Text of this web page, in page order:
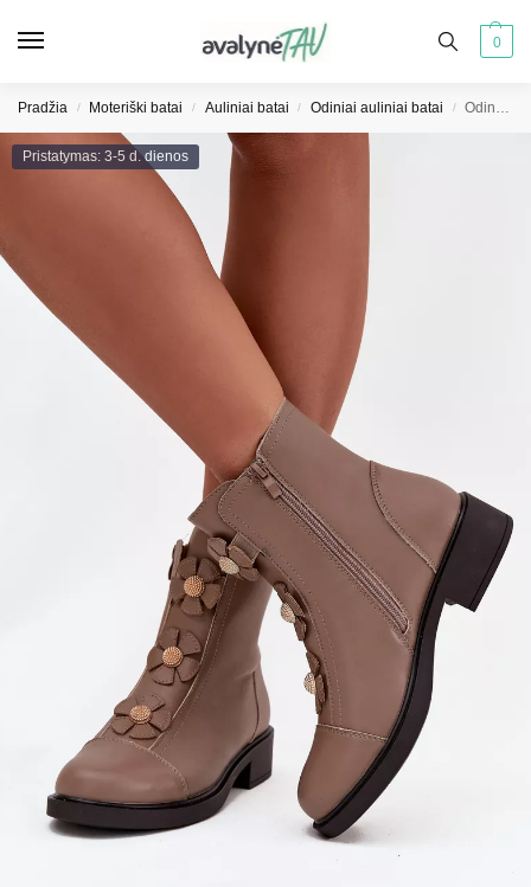
0
Pradžia / Moteriški batai / Auliniai batai / Odiniai auliniai batai / Odiniai moteriški aulinukai su dekoratyviomis gėlėmis, šiltinti, smėlio spalvos Belverine
Pristatymas: 3-5 d. dienos